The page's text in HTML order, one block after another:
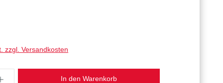
zzgl. Versandkosten
Gib den gewünschten Wert ein oder
In den Warenkorb